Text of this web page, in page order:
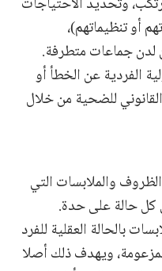
أو تنظيماتهم)،
لدن جماعات متطرفة.
الفردية عن الخطأ أو
للضحية من خلال
والملابسات التي
كل حالة على حدة.
بالحالة العقلية للفرد
ويهدف ذلك أصلا